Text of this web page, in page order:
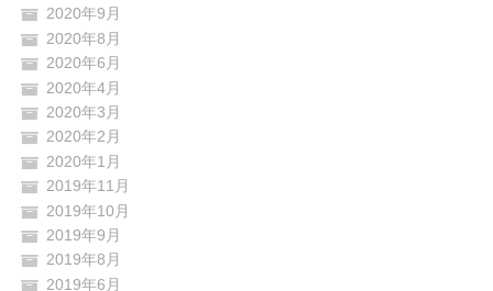
2020年9月
2020年8月
2020年6月
2020年4月
2020年3月
2020年2月
2020年1月
2019年11月
2019年10月
2019年9月
2019年8月
2019年6月